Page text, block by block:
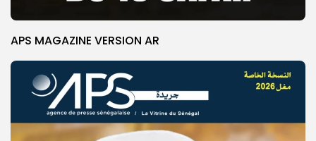
APS MAGAZINE VERSION AR